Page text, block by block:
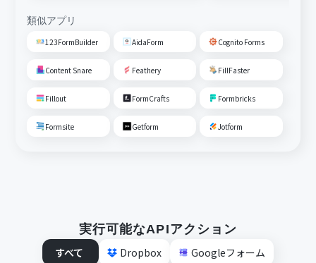
類似アプリ
123FormBuilder AidaForm Cognito Forms
Content Snare Feathery FillFaster
Fillout FormCrafts Formbricks
Formsite Getform Jotform
実行可能なAPIアクション
すべて
Dropbox Googleフォーム